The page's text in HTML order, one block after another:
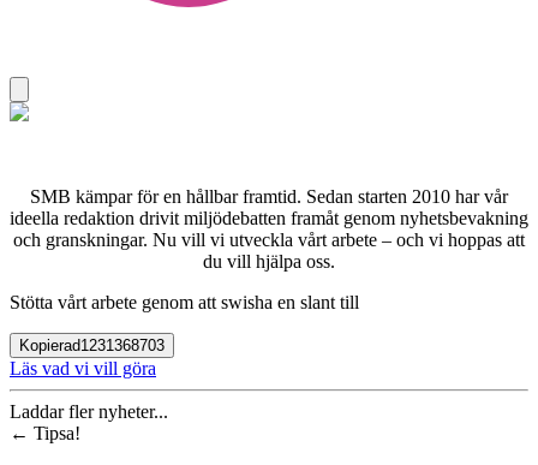
SMB kämpar för en hållbar framtid. Sedan starten 2010 har vår
ideella redaktion drivit miljödebatten framåt genom nyhetsbevakning
och granskningar. Nu vill vi utveckla vårt arbete – och vi hoppas att
du vill hjälpa oss.
Stötta vårt arbete genom att swisha en slant till
Kopierad1231368703
Läs vad vi vill göra
Laddar fler nyheter...
← Tipsa!